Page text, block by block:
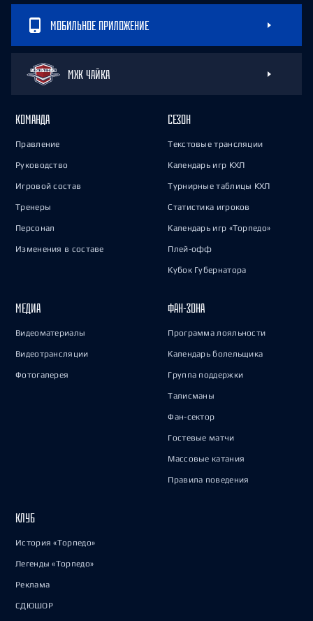
МОБИЛЬНОЕ ПРИЛОЖЕНИЕ
МХК ЧАЙКА
КОМАНДА
Правление
Руководство
Игровой состав
Тренеры
Персонал
Изменения в составе
СЕЗОН
Текстовые трансляции
Календарь игр КХЛ
Турнирные таблицы КХЛ
Статистика игроков
Календарь игр «Торпедо»
Плей-офф
Кубок Губернатора
МЕДИА
Видеоматериалы
Видеотрансляции
Фотогалерея
ФАН-ЗОНА
Программа лояльности
Календарь болельщика
Группа поддержки
Талисманы
Фан-сектор
Гостевые матчи
Массовые катания
Правила поведения
КЛУБ
История «Торпедо»
Легенды «Торпедо»
Реклама
СДЮШОР